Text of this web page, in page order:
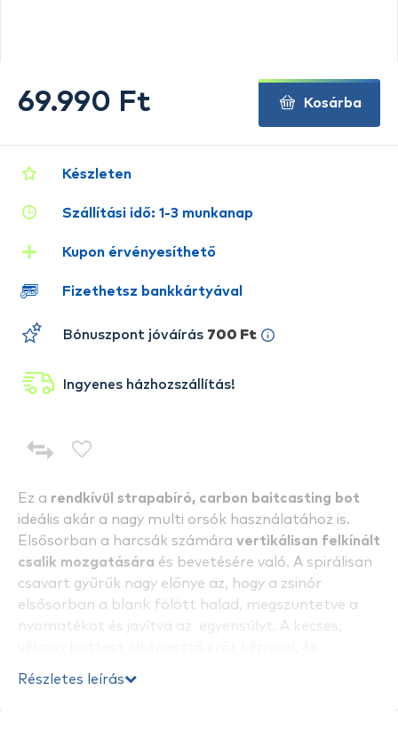
Ez a rendkívül strapabíró, carbon baitcasting bot
ideális akár a nagy multi orsók használatához is.
Elsősorban a harcsák számára vertikálisan felkínált
csalik mozgatására és bevetésére való. A spirálisan
csavart gyűrűk nagy előnye az, hogy a zsinór
elsősorban a blank fölött halad, megszüntetve a
nyomatékot és javítva az egyensúlyt. A kecses,
Részletes leírás
Készleten
Szállítási idő: 1-3 munkanap
Kupon érvényesíthető
Fizethetsz bankkártyával
Bónuszpont jóváírás 700 Ft
Ingyenes házhozszállítás!
69.990 Ft Kosárba